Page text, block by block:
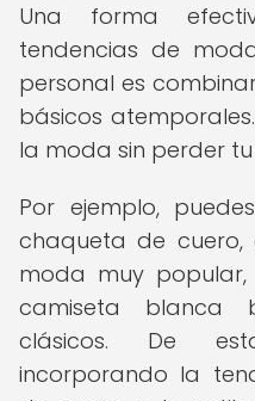
Una forma
tendencias de
personal es
básicos
la moda sin perder
Por ejemplo,
chaqueta de
moda muy
camiseta blanca
clásicos. De
incorporando la